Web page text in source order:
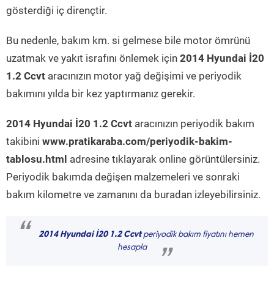
gösterdiği iç dirençtir.
Bu nedenle, bakım km. si gelmese bile motor ömrünü
uzatmak ve yakıt israfını önlemek için 2014 Hyundai İ20
1.2 Ccvt aracınızın motor yağ değişimi ve periyodik
bakımını yılda bir kez yaptırmanız gerekir.
2014 Hyundai İ20 1.2 Ccvt aracınızın periyodik bakım
takibini www.pratikaraba.com/periyodik-bakim-
tablosu.html adresine tıklayarak online görüntülersiniz.
Periyodik bakımda değişen malzemeleri ve sonraki
bakım kilometre ve zamanını da buradan izleyebilirsiniz.
“ 2014 Hyundai İ20 1.2 Ccvtperiyodik bakım fiyatını hemen
hesapla
”